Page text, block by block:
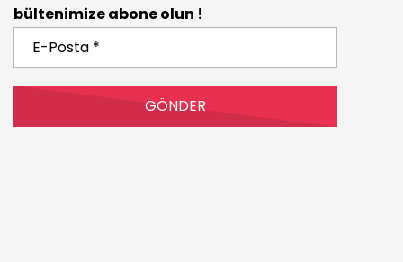
bültenimize abone olun !
Posta
*